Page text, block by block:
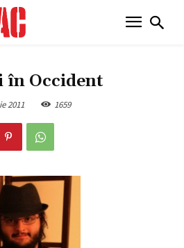
în Occident
2011 1659